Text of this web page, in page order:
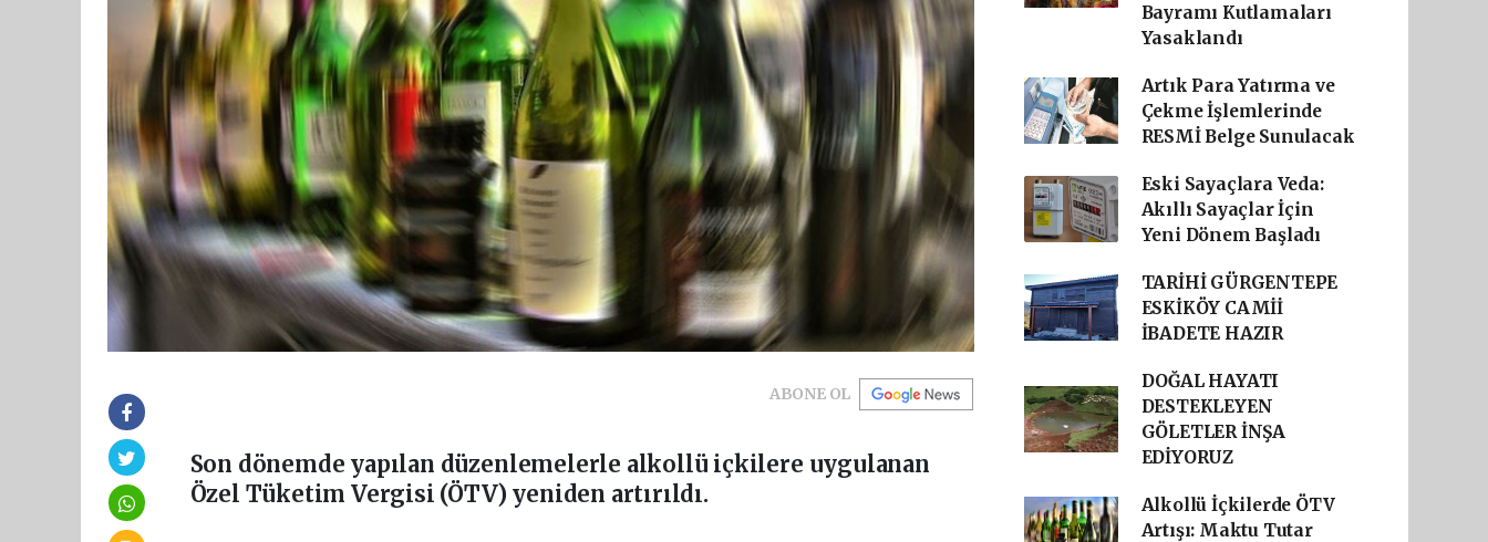
ABONE OL
Son dönemde yapılan düzenlemelerle alkollü içkilere uygulanan
Özel Tüketim Vergisi (ÖTV) yeniden artırıldı.
Bayramı Kutlamaları
Yasaklandı
Artık Para Yatırma ve
Çekme İşlemlerinde
RESMİ Belge Sunulacak
Eski Sayaçlara Veda:
Akıllı Sayaçlar İçin
Yeni Dönem Başladı
TARİHİ GÜRGENTEPE
ESKİKÖY CAMİİ
İBADETE HAZIR
DOĞAL HAYATI
DESTEKLEYEN
GÖLETLER İNŞA
EDİYORUZ
Alkollü İçkilerde ÖTV
Artışı: Maktu Tutar